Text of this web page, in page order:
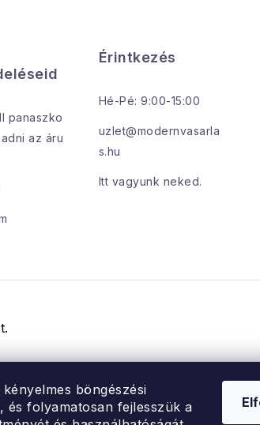
böngészési
és folyamatosan fejlesszük a
panaszko
az áru
Érintkezés
Hé-Pé: 9:00-15:00
uzlet@modernvasarla
s.hu
Itt vagyunk neked.